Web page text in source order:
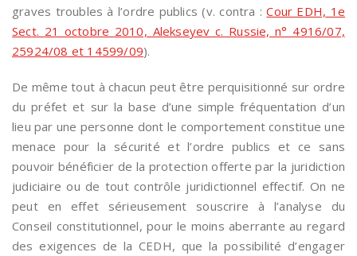
graves troubles à l’ordre publics (v. contra :Cour EDH, 1e
Sect. 21 octobre 2010, Alekseyev c. Russie, n° 4916/07,
25924/08 et 14599/09).
De même tout à chacun peut être perquisitionné sur ordre
du préfet et sur la base d’une simple fréquentation d’un
lieu par une personne dont le comportement constitue une
menace pour la sécurité et l’ordre publics et ce sans
pouvoir bénéficier de la protection offerte par la juridiction
judiciaire ou de tout contrôle juridictionnel effectif. On ne
peut en effet sérieusement souscrire à l’analyse du
Conseil constitutionnel, pour le moins aberrante au regard
des exigences de la CEDH, que la possibilité d’engager